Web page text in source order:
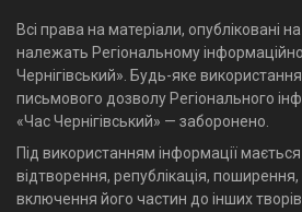
Всі права на матеріали, опубліковані
належать Регіональному
Чернігівський». Будь-яке
письмового дозволу Регіонального
«Час Чернігівський» — заборонено.
Під використанням інформації
відтворення, републікація,
включення його частин до інших творів